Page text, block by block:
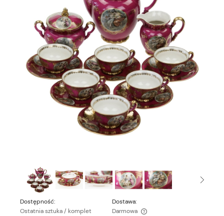
Dostępność:
Ostatnia sztuka / komplet
Dostawa:
Darmowa